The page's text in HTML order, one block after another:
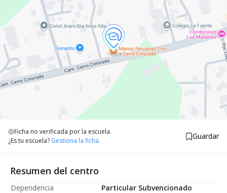
Ficha no verificada por la escuela.
¿Es tu escuela? Gestiona la ficha. Guardar
Resumen del centro
Dependencia
Particular Subvencionado